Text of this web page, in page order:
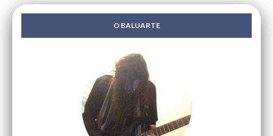
O BALUARTE